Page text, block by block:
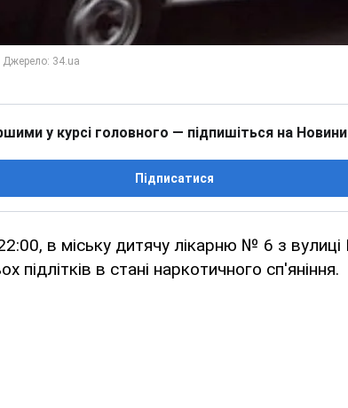
у курсі головного — підпишіться на
Підписатися
в міську дитячу лікарню № 6 з
підлітків в стані наркотичного сп'яніння.